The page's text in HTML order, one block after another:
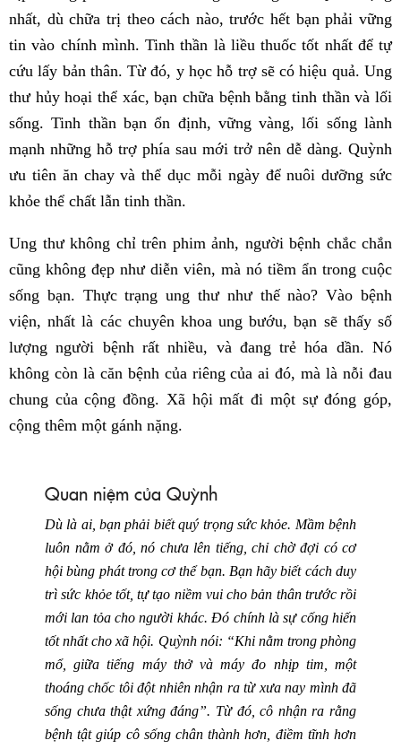
nhất, dù chữa trị theo cách nào, trước hết bạn phải vững
tin vào chính mình. Tinh thần là liều thuốc tốt nhất để tự
cứu lấy bản thân. Từ đó, y học hỗ trợ sẽ có hiệu quả. Ung
thư hủy hoại thể xác, bạn chữa bệnh bằng tinh thần và lối
sống. Tinh thần bạn ổn định, vững vàng, lối sống lành
mạnh những hỗ trợ phía sau mới trở nên dễ dàng. Quỳnh
ưu tiên ăn chay và thể dục mỗi ngày để nuôi dưỡng sức
khỏe thể chất lẫn tinh thần.
Ung thư không chỉ trên phim ảnh, người bệnh chắc chắn
cũng không đẹp như diễn viên, mà nó tiềm ẩn trong cuộc
sống bạn. Thực trạng ung thư như thế nào? Vào bệnh
viện, nhất là các chuyên khoa ung bướu, bạn sẽ thấy số
lượng người bệnh rất nhiều, và đang trẻ hóa dần. Nó
không còn là căn bệnh của riêng của ai đó, mà là nỗi đau
chung của cộng đồng. Xã hội mất đi một sự đóng góp,
cộng thêm một gánh nặng.
Quan niệm của Quỳnh
Dù là ai, bạn phải biết quý trọng sức khỏe. Mầm bệnh
luôn nằm ở đó, nó chưa lên tiếng, chỉ chờ đợi có cơ
hội bùng phát trong cơ thể bạn. Bạn hãy biết cách duy
trì sức khỏe tốt, tự tạo niềm vui cho bản thân trước rồi
mới lan tỏa cho người khác. Đó chính là sự cống hiến
tốt nhất cho xã hội. Quỳnh nói: “Khi nằm trong phòng
mổ, giữa tiếng máy thở và máy đo nhịp tim, một
thoáng chốc tôi đột nhiên nhận ra từ xưa nay mình đã
sống chưa thật xứng đáng”. Từ đó, cô nhận ra rằng
bệnh tật giúp cô sống chân thành hơn, điềm tĩnh hơn